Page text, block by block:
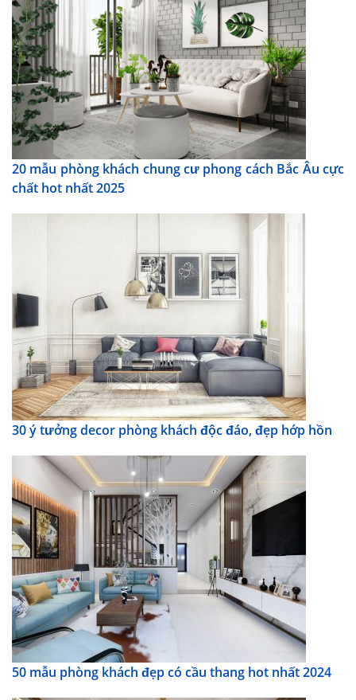
20 mẫu phòng khách chung cư phong cách Bắc Âu cực
chất hot nhất 2025
30 ý tưởng decor phòng khách độc đáo, đẹp hớp hồn
50 mẫu phòng khách đẹp có cầu thang hot nhất 2024